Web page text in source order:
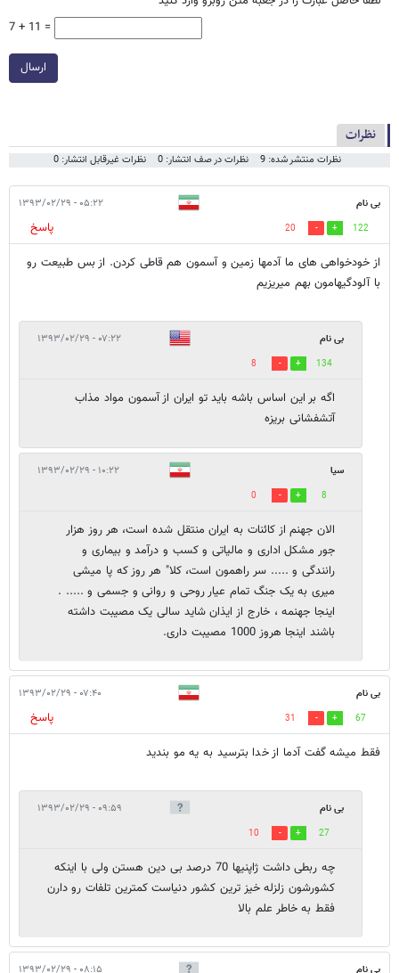
7 + 11 =
ارسال
نظرات
نظرات منتشر شده: 9 نظرات در صف انتشار: 0 نظرات غیرقابل انتشار: 0
بی نام ۰۵:۲۲ - ۱۳۹۳/۰۲/۲۹
122
20
پاسخ
از خودخواهی های ما آدمها زمین و آسمون هم قاطی کردن. از بس طبیعت رو
با آلودگیهامون بهم میریزیم
بی نام ۰۷:۲۲ - ۱۳۹۳/۰۲/۲۹
134
8
اگه بر این اساس باشه باید تو ایران از آسمون مواد مذاب
آتشفشانی بریزه
سیا ۱۰:۲۲ - ۱۳۹۳/۰۲/۲۹
8
0
الان جهنم از کائنات به ایران منتقل شده است، هر روز هزار
جور مشکل اداری و مالیاتی و کسب و درآمد و بیماری و
رانندگی و ..... سر راهمون است، کلا" هر روز که پا میشی
میری به یک جنگ تمام عیار روحی و روانی و جسمی و ..... .
اینجا جهنمه ، خارج از ایذان شاید سالی یک مصیبت داشته
باشند اینجا هروز 1000 مصیبت داری.
بی نام ۰۷:۴۰ - ۱۳۹۳/۰۲/۲۹
67
31
پاسخ
فقط میشه گفت آدما از خدا بترسید به یه مو بندید
بی نام ۰۹:۵۹ - ۱۳۹۳/۰۲/۲۹
27
10
چه ربطی داشت ژاپنیها 70 درصد بی دین هستن ولی با اینکه
کشورشون زلزله خیز ترین کشور دنیاست کمترین تلفات رو دارن
فقط به خاطر علم بالا
بی نام ۰۸:۱۵ - ۱۳۹۳/۰۲/۲۹